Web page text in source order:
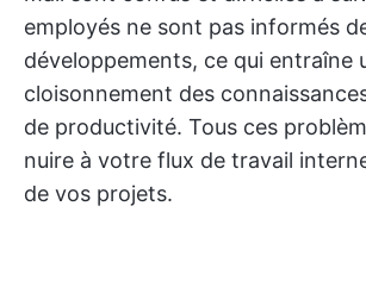
employés ne sont pas informés
développements, ce qui entraîne
cloisonnement des
de productivité. Tous ces
nuire à votre flux de travail
de vos projets.